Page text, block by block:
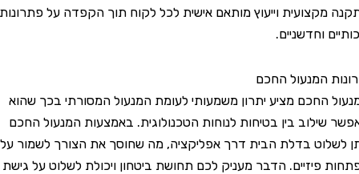
וייעוץ מותאם אישית לכל לקוח תוך הקפדה על פתרונות
וחדשניים.
המנעול החכם
החכם מציע יתרון משמעותי לעומת המנעול המסורתי בכך שהוא
בין בטיחות לנוחות הטכנולוגית. באמצעות המנעול החכם
בדלת הבית דרך אפליקציה, מה שחוסך את הצורך לשמור על
הדבר מעניק לכם תחושת ביטחון ויכולת לשלוט על גישת